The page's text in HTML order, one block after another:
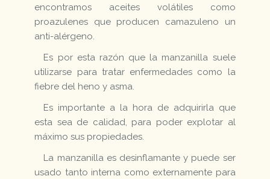
encontramos aceites volátiles como
proazulenes que producen camazuleno un
anti-alérgeno.
Es por esta razón que la manzanilla suele
utilizarse para tratar enfermedades como la
fiebre del heno y asma.
Es importante a la hora de adquirirla que
esta sea de calidad, para poder explotar al
máximo sus propiedades.
La manzanilla es desinflamante y puede ser
usado tanto interna como externamente para